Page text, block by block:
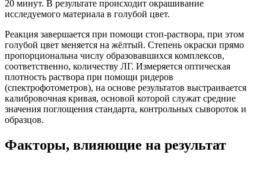
20 минут. В результате происходит окрашивание
исследуемого материала в голубой цвет.
Реакция завершается при помощи стоп-раствора, при этом
голубой цвет меняется на жёлтый. Степень окраски прямо
пропорциональна числу образовавшихся комплексов,
соответственно, количеству ЛГ. Измеряется оптическая
плотность раствора при помощи ридеров
(спектрофотометров), на основе результатов выстраивается
калибровочная кривая, основой которой служат средние
значения поглощения стандарта, контрольных сывороток и
образцов.
Факторы, влияющие на результат